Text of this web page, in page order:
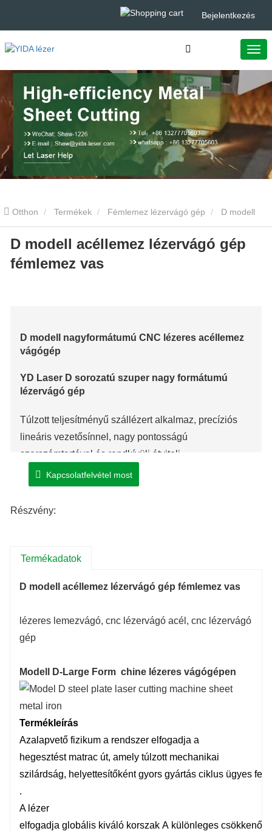
Bejelentkezés
Otthon Termékek Fémlemez lézervágó gép
acéllemez lézervágó gép fémlemez vas
D modell acéllemez lézervágó gép
fémlemez vas
D modell nagyformátumú CNC lézeres acéllemez
vágógép
YD Laser D sorozatú szuper nagy formátumú
lézervágó gép
Túlzott teljesítményű szállézert alkalmaz, precíziós
lineáris vezetősínnel, nagy pontosságú
szerszámtartóval és rendkívüli átviteli
mechanizmusokkal szervezve.
Főleg normál szénacél lemez, rozsdamentes
acéllemez, alumínium és rendkívüli fémanyagok
szerkezeti stabilitással tervezték. A készülék
amely nagyobb megmunkálási pontossággal,
egyensúlyozással rendelkezik.
Kapcsolatfelvétel most
Részvény:
Termékadatok
D modell acéllemez lézervágó gép fémlemez vas
lézeres lemezvágó, cnc lézervágó acél, cnc lézervágó
gép
Modell D-Large Form chine lézeres vágógépen
Termékleírás
Azalapvető fizikum a rendszer elfogadja a
hegesztést matrac út, amely túlzott mechanikai
szilárdság, helyettesítőként gyors gyártás ciklus ügyes
.
A lézer
elfogadja globális kiváló korszak A különleges csökkenő